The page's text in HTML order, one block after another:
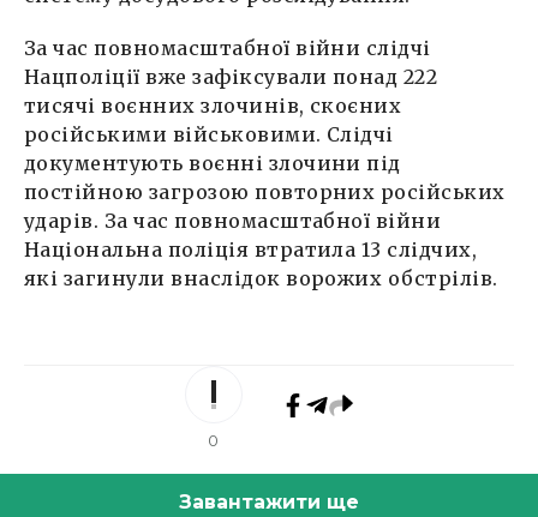
За час повномасштабної війни слідчі
Нацполіції вже зафіксували понад 222
тисячі воєнних злочинів, скоєних
російськими військовими. Слідчі
документують воєнні злочини під
постійною загрозою повторних російських
ударів. За час повномасштабної війни
Національна поліція втратила 13 слідчих,
які загинули внаслідок ворожих обстрілів.
0
Завантажити ще